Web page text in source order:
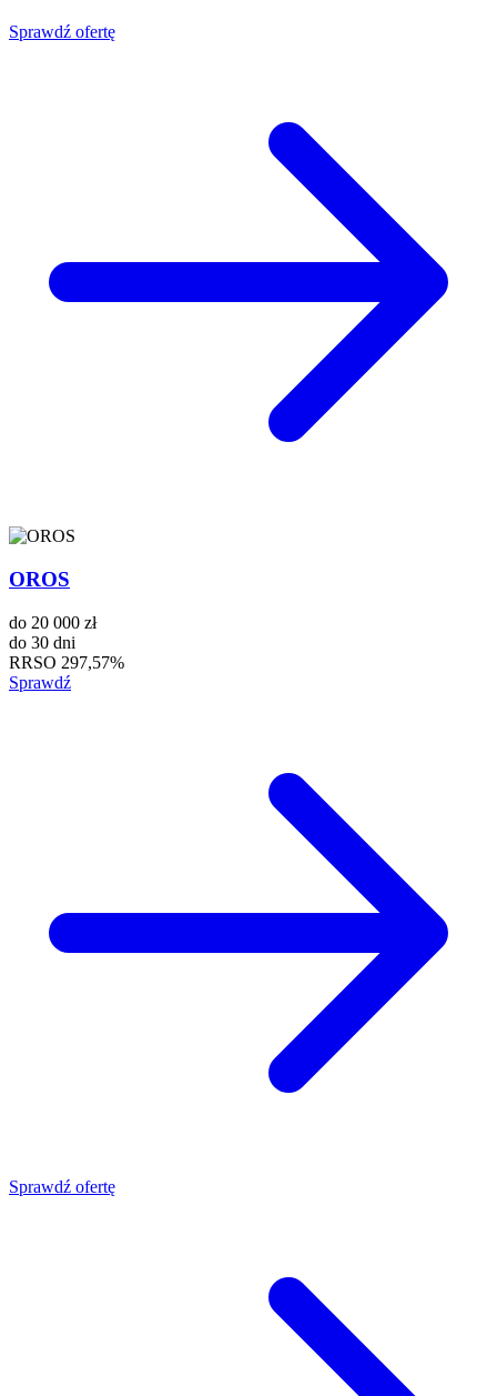
Sprawdź ofertę
OROS
do 20 000 zł
do 30 dni
RRSO 297,57%
Sprawdź
Sprawdź ofertę